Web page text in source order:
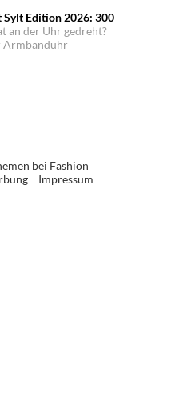
Sylt Edition 2026: 300
an der Uhr gedreht?
Armbanduhr
bei Fashion
Impressum